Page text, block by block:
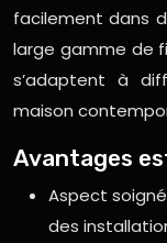
facilement dans
large gamme de
s’adaptent à
maison
Avantages
Aspect
des